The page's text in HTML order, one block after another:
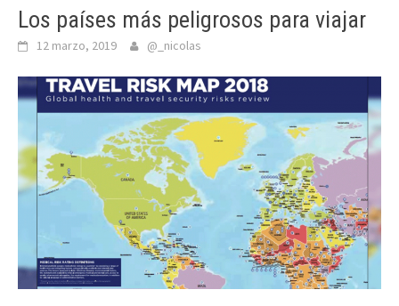
Los países más peligrosos para viajar
12 marzo, 2019 @_nicolas